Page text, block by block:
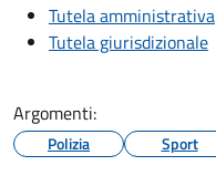
Tutela amministrativa
Tutela giurisdizionale
Argomenti:
Polizia Sport